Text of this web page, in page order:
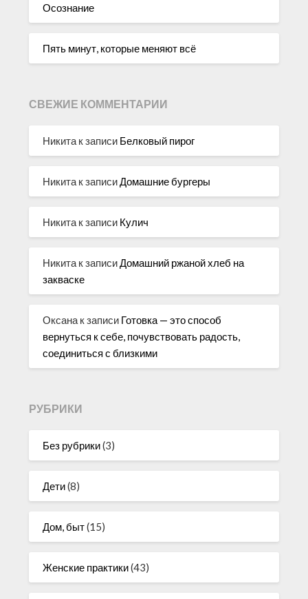
Осознание
Пять минут, которые меняют всё
СВЕЖИЕ КОММЕНТАРИИ
Никита к записи Белковый пирог
Никита к записиДомашние бургеры
Никита к записи Кулич
Никита к записиДомашний ржаной хлеб на
закваске
Оксана к записи Готовка — это способ
вернуться к себе, почувствовать радость,
соединиться с близкими
РУБРИКИ
Без рубрики(3)
Дети(8)
Дом, быт(15)
Женские практики(43)